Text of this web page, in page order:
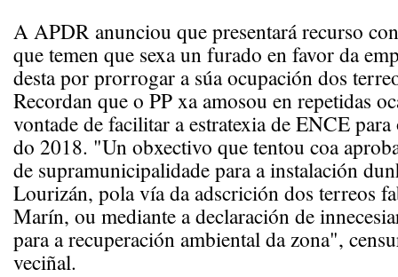
A APDR anunciou que presentará recurso
que temen que sexa un furado en favor da
desta por prorrogar a súa ocupación dos
Recordan que o PP xa amosou en repetidas
vontade de facilitar a estratexia de ENCE
do 2018. "Un obxectivo que tentou coa
de supramunicipalidade para a instalación
Lourizán, pola vía da adscrición dos terreos
Marín, ou mediante a declaración de
para a recuperación ambiental da zona",
veciñal.